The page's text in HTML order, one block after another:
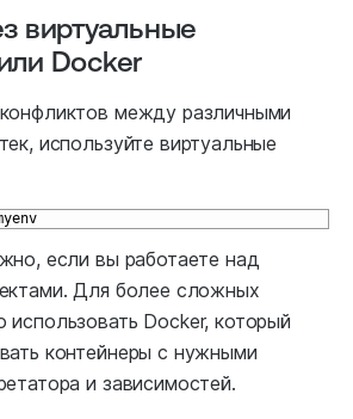
виртуальные
Docker
между различными
используйте виртуальные
если вы работаете над
Для более сложных
Docker, который
контейнеры с нужными
и зависимостей.